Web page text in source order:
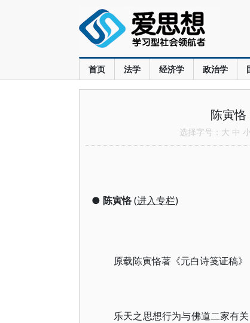
首页 法学 经济学 政治学
陈寅
选择字号： 大 中
● 陈寅恪(进入专栏)
原载陈寅恪著《元白诗笺证稿》
乐天之思想行为与佛道二家有